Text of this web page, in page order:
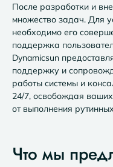
После разработки и
множество задач. Для
необходимо его
поддержка
Dynamicsun
поддержку и
работы системы и
24/7, освобождая
от выполнения
Что мы